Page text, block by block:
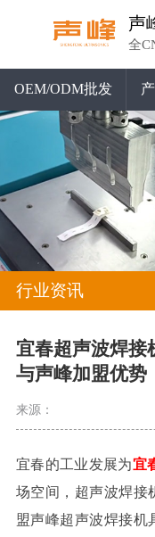
声
全
OEM/ODM批发
行业资讯
宜春超声波焊接
与声峰加盟优势
来源：
宜春的工业发展为宜
场空间，超声波焊接
盟声峰超声波焊接机